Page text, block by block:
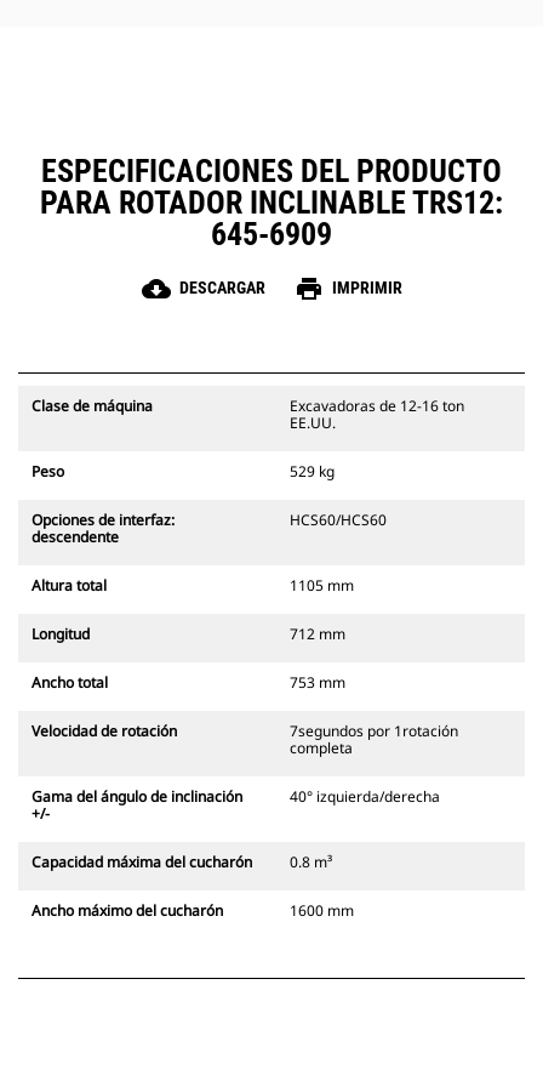
útil y simplificar el mantenimiento.
ESPECIFICACIONES DEL PRODUCTO
PARA ROTADOR INCLINABLE TRS12:
645-6909
cloud_download DESCARGAR print IMPRIMIR
Clase de máquina
Excavadoras de 12-16 ton
EE.UU.
Peso 529 kg
Opciones de interfaz:
descendente
HCS60/HCS60
Altura total 1105 mm
Longitud 712 mm
Ancho total 753 mm
Velocidad de rotación
7segundos por 1rotación
completa
Gama del ángulo de inclinación
+/-
40° izquierda/derecha
Capacidad máxima del cucharón 0.8 m³
Ancho máximo del cucharón 1600 mm